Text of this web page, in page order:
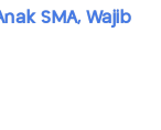
SMA, Wajib